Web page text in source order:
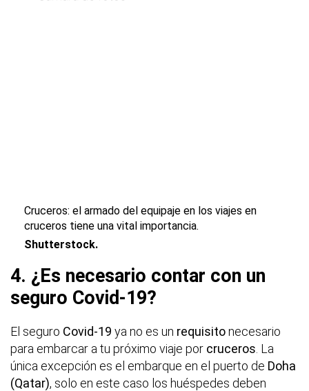
Cruceros: el armado del equipaje en los viajes en
cruceros tiene una vital importancia.
Shutterstock.
4. ¿Es necesario contar con un
seguro Covid-19?
El seguro Covid-19 ya no es un requisitonecesario
para embarcar a tu próximo viaje por cruceros . La
única excepción es el embarque en el puerto de Doha
(Qatar), solo en este caso los huéspedes deben